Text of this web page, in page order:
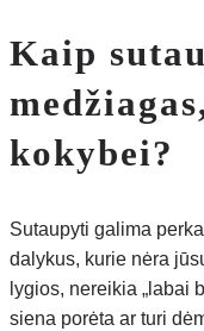
Kaip
kokybei?
Sutaupyti galima
dalykus, kurie nėra
lygios, nereikia „labai
siena porėta ar turi